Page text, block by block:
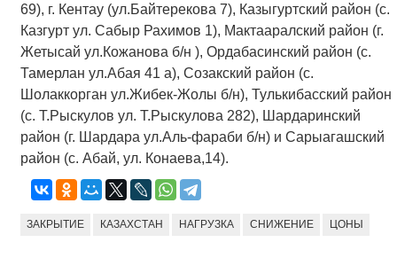
69), г. Кентау (ул.Байтерекова 7), Казыгуртский район (с.
Казгурт ул. Сабыр Рахимов 1), Мактааралский район (г.
Жетысай ул.Кожанова б/н ), Ордабасинский район (с.
Тамерлан ул.Абая 41 а), Созакский район (с.
Шолаккорган ул.Жибек-Жолы б/н), Тулькибасский район
(с. Т.Рыскулов ул. Т.Рыскулова 282), Шардаринский
район (г. Шардара ул.Аль-фараби б/н) и Сарыагашский
район (с. Абай, ул. Конаева,14).
ЗАКРЫТИЕ КАЗАХСТАН НАГРУЗКА СНИЖЕНИЕ ЦОНЫ